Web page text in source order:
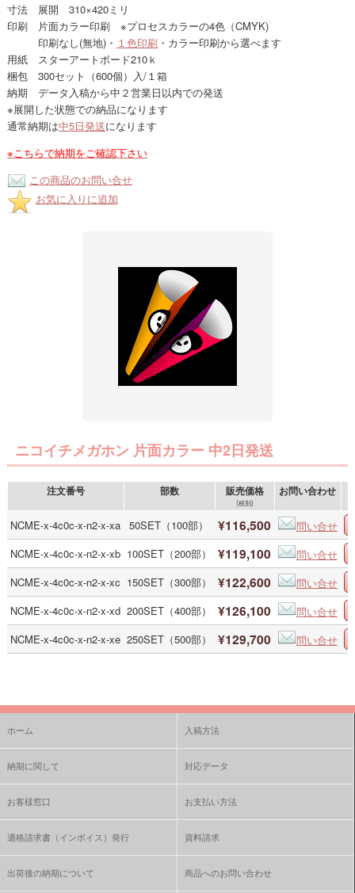
寸法 展開 310×420ミリ
印刷 片面カラー印刷 ※プロセスカラーの4色（CMYK)
印刷なし(無地)・ １色印刷・カラー印刷から選べます
用紙 スターアートボード210ｋ
梱包 300セット（600個）入/１箱
納期 データ入稿から中２営業日以内での発送
※展開した状態での納品になります
通常納期は中5日発送になります
※こちらで納期をご確認下さい
この商品のお問い合せ
お気に入りに追加
ニコイチメガホン 片面カラー 中2日発送
注文番号 部数 販売価格
(税別)
お問い合わせ
NCME-x-4c0c-x-n2-x-xa 50SET（100部） ¥116,500
問い合せ
NCME-x-4c0c-x-n2-x-xb 100SET（200部） ¥119,100
問い合せ
NCME-x-4c0c-x-n2-x-xc 150SET（300部） ¥122,600
問い合せ
NCME-x-4c0c-x-n2-x-xd 200SET（400部） ¥126,100
問い合せ
NCME-x-4c0c-x-n2-x-xe 250SET（500部） ¥129,700 問い合せ
ホーム 入稿方法
納期に関して 対応データ
お客様窓口 お支払い方法
適格請求書（インボイス）発行 資料請求
出荷後の納期について 商品へのお問い合わせ